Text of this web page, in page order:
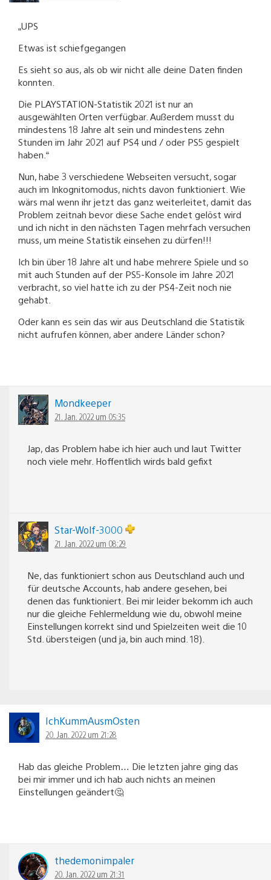
„UPS
Etwas ist schiefgegangen
Es sieht so aus, als ob wir nicht alle deine Daten finden
konnten.
Die PLAYSTATION-Statistik 2021 ist nur an
ausgewählten Orten verfügbar. Außerdem musst du
mindestens 18 Jahre alt sein und mindestens zehn
Stunden im Jahr 2021 auf PS4 und / oder PS5 gespielt
haben.“
Nun, habe 3 verschiedene Webseiten versucht, sogar
auch im Inkognitomodus, nichts davon funktioniert. Wie
wärs mal wenn ihr jetzt das ganz weiterleitet, damit das
Problem zeitnah bevor diese Sache endet gelöst wird
und ich nicht in den nächsten Tagen mehrfach versuchen
muss, um meine Statistik einsehen zu dürfen!!!
Ich bin über 18 Jahre alt und habe mehrere Spiele und so
mit auch Stunden auf der PS5-Konsole im Jahre 2021
verbracht, so viel hatte ich zu der PS4-Zeit noch nie
gehabt.
Oder kann es sein das wir aus Deutschland die Statistik
nicht aufrufen können, aber andere Länder schon?
Mondkeeper
21. Jan. 2022 um 05:35
Jap, das Problem habe ich hier auch und laut Twitter
noch viele mehr. Hoffentlich wirds bald gefixt
Star-Wolf-3000
21. Jan. 2022 um 08:29
Ne, das funktioniert schon aus Deutschland auch und
für deutsche Accounts, hab andere gesehen, bei
denen das funktioniert. Bei mir leider bekomm ich auch
nur die gleiche Fehlermeldung wie du, obwohl meine
Einstellungen korrekt sind und Spielzeiten weit die 10
Std. übersteigen (und ja, bin auch mind. 18).
IchKummAusmOsten
20. Jan. 2022 um 21:28
Hab das gleiche Problem… Die letzten jahre ging das
bei mir immer und ich hab auch nichts an meinen
Einstellungen geändert🤔
thedemonimpaler
20. Jan. 2022 um 21:31